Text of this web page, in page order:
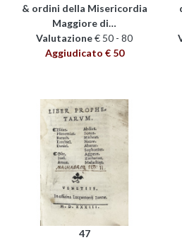
& ordini della Misericordia
Maggiore di…
Valutazione€ 50 - 80
Aggiudicato € 50
47